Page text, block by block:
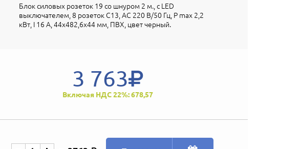
Блок силовых розеток 19 со шнуром 2 м., с LED
выключателем, 8 розеток C13, AC 220 В/50 Гц, P max 2,2
кВт, I 16 А, 44х482,6х44 мм, ПВХ, цвет черный.
3 763
Включая НДС 22%: 678,57